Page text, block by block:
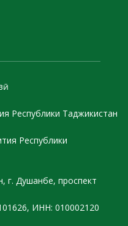
Республики Таджикистан
Республики
г. Душанбе, проспект
ИНН: 010002120